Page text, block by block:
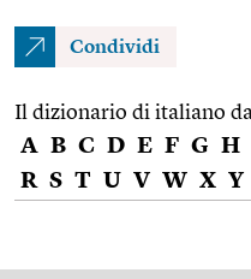
Condividi
Il dizionario di italiano
A B C D E F G H
R S T U V W X Y